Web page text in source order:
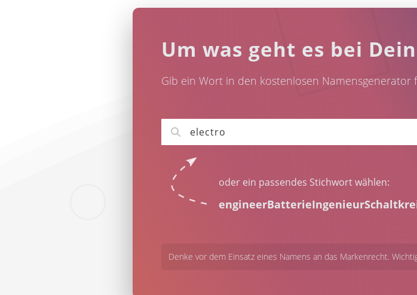
Um was geht es bei
Gib ein Wort in den kostenlosen Namensgenerator
oder ein passendes Stichwort wählen:
engineerBatterieIngenieur
Denke vor dem Einsatz eines Namens an das Markenrecht.